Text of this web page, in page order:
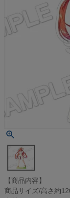
【商品内容】
商品サイズ/高さ約